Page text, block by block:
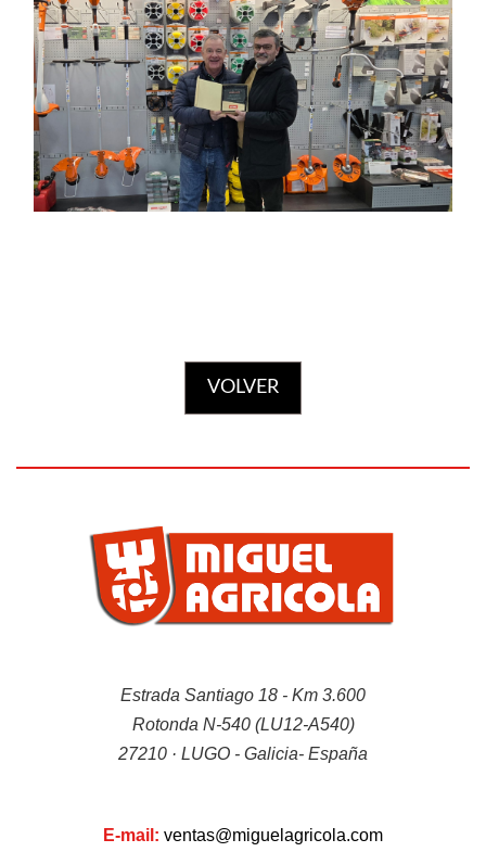
Otros aperos
FORESTAL Ver más
VOLVER
Estrada Santiago 18 - Km 3.600
Rotonda N-540 (LU12-A540)
27210 · LUGO - Galicia- España
E-mail: ventas@miguelagricola.com